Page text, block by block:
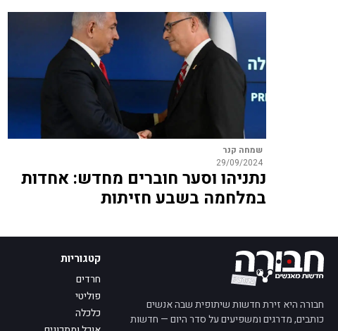
שמחה קנר
29/09/2024
נתניהו וסער חוברים מחדש: אחדות
במלחמה בשבע חזיתות
חבורה היא זירת חדשות שיתופית שבה אנשים
כותבים, מדרגים ומשפיעים על סדר היום — חדשות
קטגוריות
חרדים
פוליטי
כלכלה